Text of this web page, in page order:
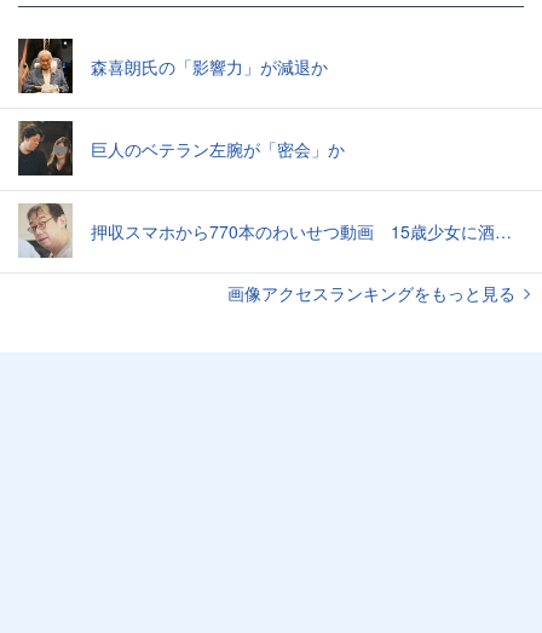
森喜朗氏の「影響力」が減退か
巨人のベテラン左腕が「密会」か
押収スマホから770本のわいせつ動画 15歳少女に酒と薬飲ませ性的暴行か 54歳男を再逮捕 「薬もありますよ」とSNSで誘い出し
画像アクセスランキングをもっと見る